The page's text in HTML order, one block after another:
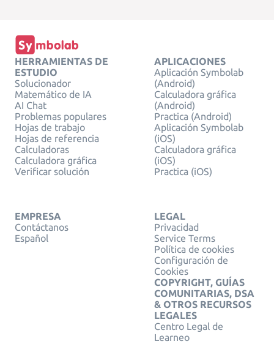
HERRAMIENTAS DE
ESTUDIO
Solucionador
Matemático de IA
AI Chat
Problemas populares
Hojas de trabajo
Hojas de referencia
Calculadoras
Calculadora gráfica
Verificar solución
APLICACIONES
Aplicación Symbolab
(Android)
Calculadora gráfica
(Android)
Practica (Android)
Aplicación Symbolab
(iOS)
Calculadora gráfica
(iOS)
Practica (iOS)
EMPRESA
Contáctanos
Español
LEGAL
Privacidad
Service Terms
Política de cookies
Configuración de
Cookies
COPYRIGHT, GUÍAS
COMUNITARIAS, DSA
& OTROS RECURSOS
LEGALES
Centro Legal de
Learneo